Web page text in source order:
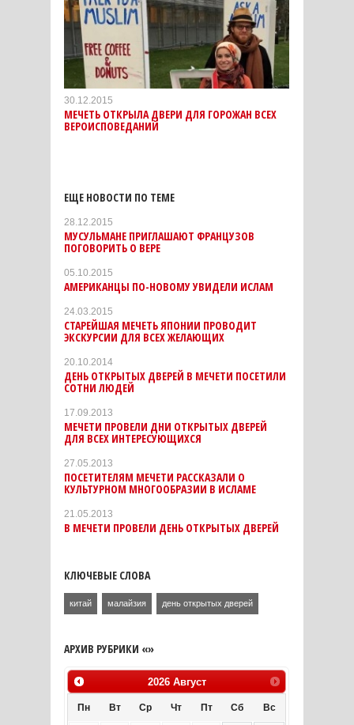
30.12.2015
МЕЧЕТЬ ОТКРЫЛА ДВЕРИ ДЛЯ ГОРОЖАН ВСЕХ
ВЕРОИСПОВЕДАНИЙ
ЕЩЕ НОВОСТИ ПО ТЕМЕ
28.12.2015
МУСУЛЬМАНЕ ПРИГЛАШАЮТ ФРАНЦУЗОВ
ПОГОВОРИТЬ О ВЕРЕ
05.10.2015
АМЕРИКАНЦЫ ПО-НОВОМУ УВИДЕЛИ ИСЛАМ
24.03.2015
СТАРЕЙШАЯ МЕЧЕТЬ ЯПОНИИ ПРОВОДИТ
ЭКСКУРСИИ ДЛЯ ВСЕХ ЖЕЛАЮЩИХ
20.10.2014
ДЕНЬ ОТКРЫТЫХ ДВЕРЕЙ В МЕЧЕТИ ПОСЕТИЛИ
СОТНИ ЛЮДЕЙ
17.09.2013
МЕЧЕТИ ПРОВЕЛИ ДНИ ОТКРЫТЫХ ДВЕРЕЙ
ДЛЯ ВСЕХ ИНТЕРЕСУЮЩИХСЯ
27.05.2013
ПОСЕТИТЕЛЯМ МЕЧЕТИ РАССКАЗАЛИ О
КУЛЬТУРНОМ МНОГООБРАЗИИ В ИСЛАМЕ
21.05.2013
В МЕЧЕТИ ПРОВЕЛИ ДЕНЬ ОТКРЫТЫХ ДВЕРЕЙ
КЛЮЧЕВЫЕ СЛОВА
китай малайзия день открытых дверей
АРХИВ РУБРИКИ «»
2026 Август
Пн Вт Ср Чт Пт Сб Вс